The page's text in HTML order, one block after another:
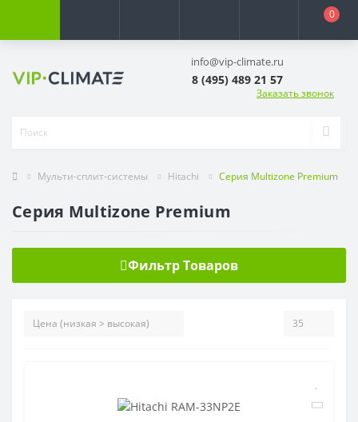
0
info@vip-climate.ru
8 (495) 489 21 57
Заказать звонок
Мульти-сплит-системы Hitachi Серия Multizone Premium
Серия Multizone Premium
Фильтр Товаров